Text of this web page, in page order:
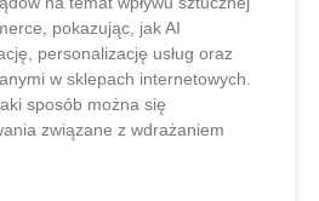
pokazując, jak AI
personalizację usług oraz
w sklepach internetowych.
sposób można się
związane z wdrażaniem